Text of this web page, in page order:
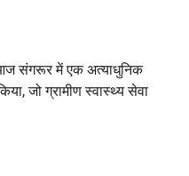
संगरूर में एक अत्याधुनिक
जो ग्रामीण स्वास्थ्य सेवा